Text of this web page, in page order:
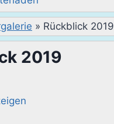
» Rückblick 2019
2019